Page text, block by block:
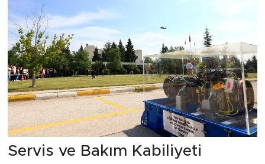
Servis ve Bakım Kabiliyeti